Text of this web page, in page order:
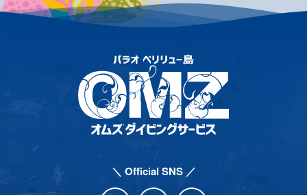
＼ Official SNS ／